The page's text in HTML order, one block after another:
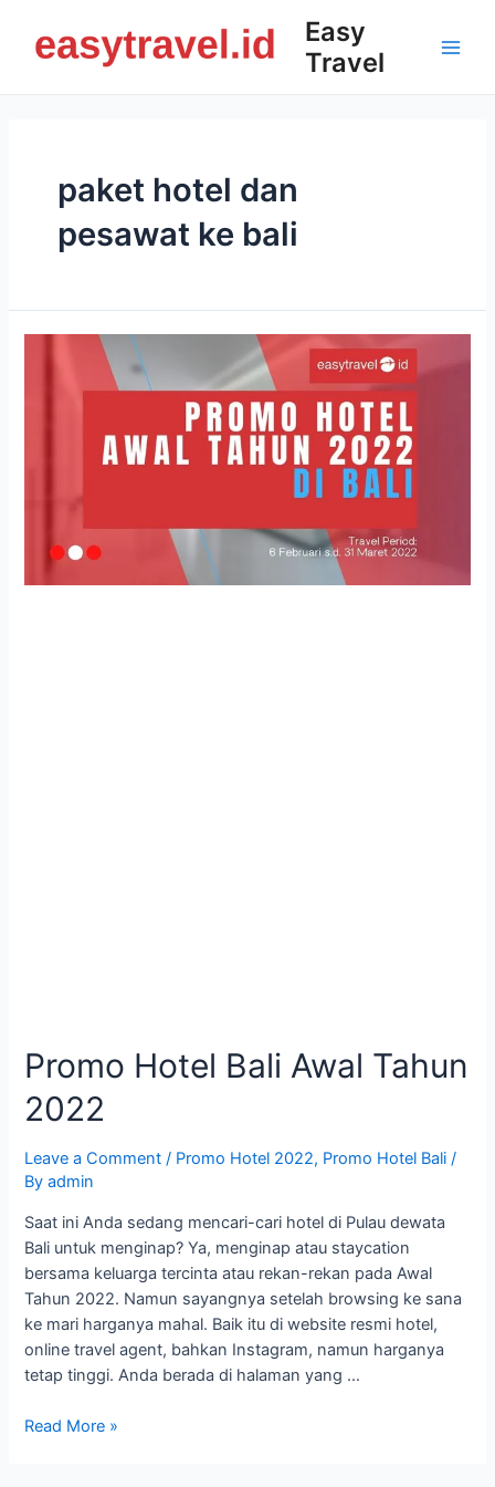
content
Easy
Travel
paket hotel dan
pesawat ke bali
Promo Hotel Bali Awal Tahun
2022
Leave a Comment / Promo Hotel 2022, Promo Hotel Bali /
Byadmin
Saat ini Anda sedang mencari-cari hotel di Pulau dewata
Bali untuk menginap? Ya, menginap atau staycation
bersama keluarga tercinta atau rekan-rekan pada Awal
Tahun 2022. Namun sayangnya setelah browsing ke sana
ke mari harganya mahal. Baik itu di website resmi hotel,
online travel agent, bahkan Instagram, namun harganya
tetap tinggi. Anda berada di halaman yang …
Promo
Read More »